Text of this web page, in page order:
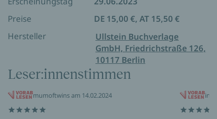
Preise
DE 15,00 €, AT 15,50 €
Hersteller
Ullstein Buchverlage
GmbH, Friedrichstraße 126,
10117 Berlin
Leser:innenstimmen
mumoftwins am 14.02.2024